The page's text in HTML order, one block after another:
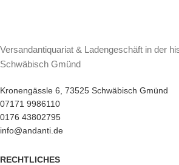
Versandantiquariat & Ladengeschäft in der
Schwäbisch Gmünd
Kronengässle 6, 73525 Schwäbisch Gmünd
07171 9986110
0176 43802795
info@andanti.de
RECHTLICHES